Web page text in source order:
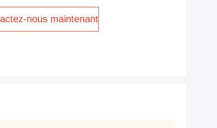
nous maintenant